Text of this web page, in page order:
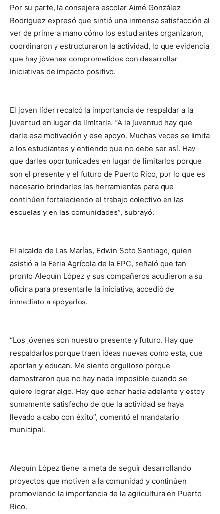
Por su parte, la consejera escolar Aimé González
Rodríguez expresó que sintió una inmensa satisfacción al
ver de primera mano cómo los estudiantes organizaron,
coordinaron y estructuraron la actividad, lo que evidencia
que hay jóvenes comprometidos con desarrollar
iniciativas de impacto positivo.
El joven líder recalcó la importancia de respaldar a la
juventud en lugar de limitarla. “A la juventud hay que
darle esa motivación y ese apoyo. Muchas veces se limita
a los estudiantes y entiendo que no debe ser así. Hay
que darles oportunidades en lugar de limitarlos porque
son el presente y el futuro de Puerto Rico, por lo que es
necesario brindarles las herramientas para que
continúen fortaleciendo el trabajo colectivo en las
escuelas y en las comunidades”, subrayó.
El alcalde de Las Marías, Edwin Soto Santiago, quien
asistió a la Feria Agrícola de la EPC, señaló que tan
pronto Alequín López y sus compañeros acudieron a su
oficina para presentarle la iniciativa, accedió de
inmediato a apoyarlos.
“Los jóvenes son nuestro presente y futuro. Hay que
respaldarlos porque traen ideas nuevas como esta, que
aportan y educan. Me siento orgulloso porque
demostraron que no hay nada imposible cuando se
quiere lograr algo. Hay que echar hacia adelante y estoy
sumamente satisfecho de que la actividad se haya
llevado a cabo con éxito”, comentó el mandatario
municipal.
Alequín López tiene la meta de seguir desarrollando
proyectos que motiven a la comunidad y continúen
promoviendo la importancia de la agricultura en Puerto
Rico.